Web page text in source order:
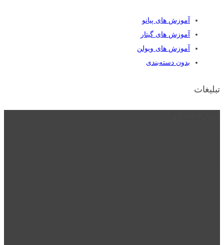
آموزش های پیانو
آموزش های گیتار
آموزش های ویولن
بدون دسته‌بندی
تبلیغات